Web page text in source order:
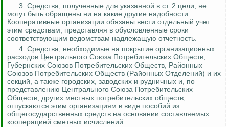
3. Средства, полученные для указанной в ст. 2 цели, не
могут быть обращены ни на какие другие надобности.
Кооперативные организации обязаны вести отдельный учет
этим средствам, представляя в обусловленные сроки
соответствующим ведомствам надлежащую отчетность.
4. Средства, необходимые на покрытие организационных
расходов Центрального Союза Потребительских Обществ,
Губернских Союзов Потребительских Обществ, Районных
Союзов Потребительских Обществ (Районных Отделений) и их
секций, а также городских, заводских и рудничных и, по
представлению Центрального Союза Потребительских
Обществ, других местных потребительских обществ,
отпускаются этим организациям в виде пособий из
общегосударственных средств на основании составляемых
кооперацией сметных исчислений.